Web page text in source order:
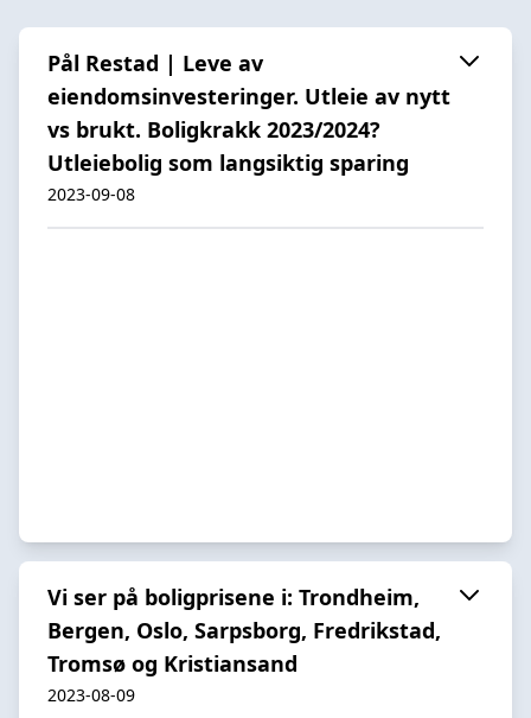
Pål Restad | Leve av
eiendomsinvesteringer. Utleie av nytt
vs brukt. Boligkrakk 2023/2024?
Utleiebolig som langsiktig sparing
2023-09-08
Vi ser på boligprisene i: Trondheim,
Bergen, Oslo, Sarpsborg, Fredrikstad,
Tromsø og Kristiansand
2023-08-09